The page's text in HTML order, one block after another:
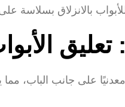
بالانزلاق بسلاسة